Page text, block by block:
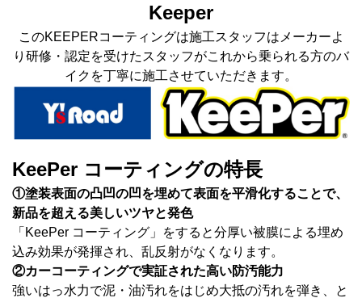
Keeper
このKEEPERコーティングは施工スタッフはメーカーよ
り研修・認定を受けたスタッフがこれから乗られる方のバ
イクを丁寧に施工させていただきます。
KeePer コーティングの特長
①塗装表面の凸凹の凹を埋めて表面を平滑化することで、
新品を超える美しいツヤと発色
「KeePer コーティング」をすると分厚い被膜による埋め
込み効果が発揮され、乱反射がなくなります。
②カーコーティングで実証された高い防汚能力
強いはっ水力で泥・油汚れをはじめ大抵の汚れを弾き、と